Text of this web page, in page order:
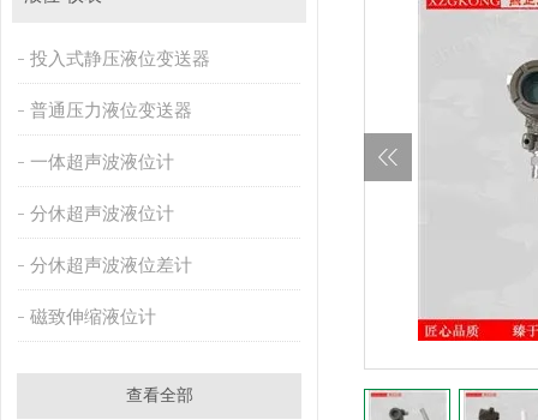
投入式静压液位变送器
普通压力液位变送器
一体超声波液位计
分休超声波液位计
分休超声波液位差计
磁致伸缩液位计
查看全部